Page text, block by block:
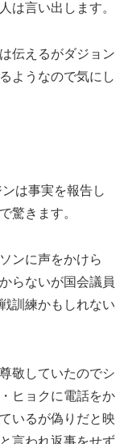
は言い出します。
伝えるがダジョン
ようなので気にし
は事実を報告し
驚きます。
ンに声をかけら
らないが国会議員
訓練かもしれない
敬していたのでシ
ヒョクに電話をか
いるが偽りだと映
言われ返事をせず